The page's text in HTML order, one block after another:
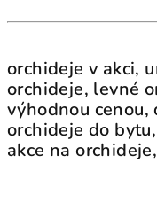
orchideje v akci,
orchideje, levné
výhodnou
orchideje do
akce na